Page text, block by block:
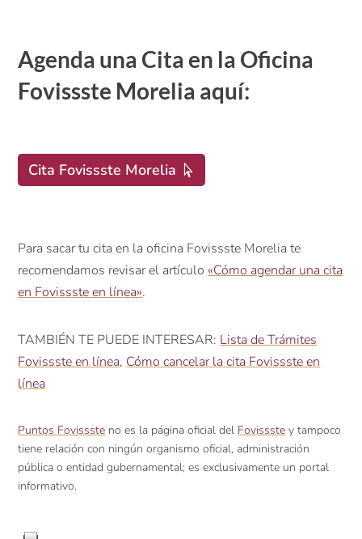
Agenda una Cita en la Oficina
Fovissste Morelia aquí:
Cita Fovissste Morelia
Para sacar tu cita en la oficina Fovissste Morelia te
recomendamos revisar el artículo «Cómo agendar una cita
en Fovissste en línea».
TAMBIÉN TE PUEDE INTERESAR: Lista de Trámites
Fovissste en línea, Cómo cancelar la cita Fovissste en
línea
Puntos Fovissste no es la página oficial del Fovissste y tampoco
tiene relación con ningún organismo oficial, administración
pública o entidad gubernamental; es exclusivamente un portal
informativo.